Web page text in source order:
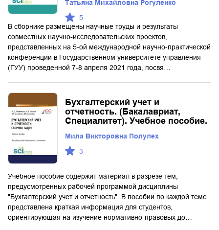
Татьяна Михайловна Рогуленко
5
В сборнике размещены научные труды и результаты
совместных научно-исследовательских проектов,
представленных на 5-ой международной научно-практической
конференции в Государственном университете управления
(ГУУ) проведенной 7-8 апреля 2021 года, посвя…
Бухгалтерский учет и
отчетность. (Бакалавриат,
Специалитет). Учебное пособие.
Мила Викторовна Полулех
3
Учебное пособие содержит материал в разрезе тем,
предусмотренных рабочей программой дисциплины
"Бухгалтерский учет и отчетность". В пособии по каждой теме
представлена краткая информация для студентов,
ориентирующая на изучение нормативно-правовых до…